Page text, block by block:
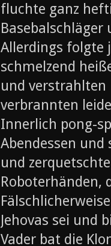
fluchte ganz
Allerdings folgte
schmelzend
und verstrahlten
verbrannten
Innerlich pong-
Abendessen
und
Roboterhänden,
Jehovas sei und
Vader bat die